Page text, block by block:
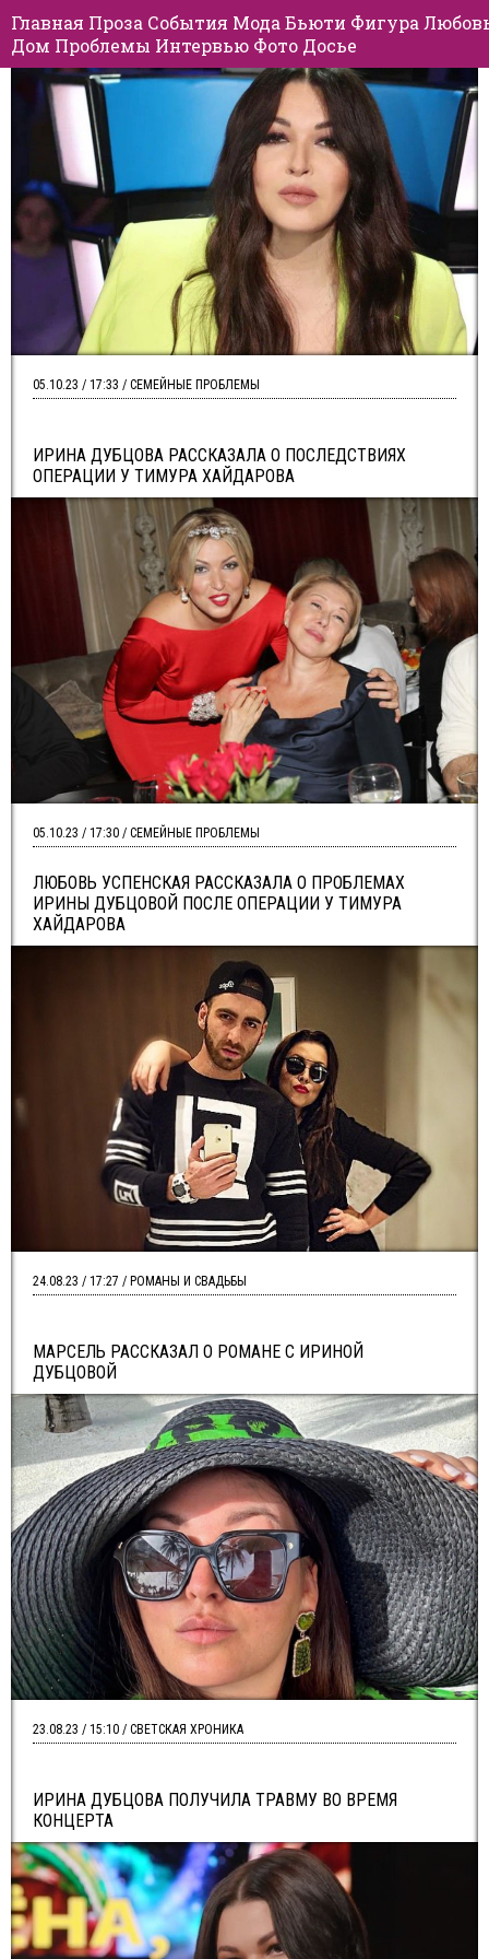
Главная Проза События Мода Бьюти Фигура
Дом Проблемы Интервью Фото Досье
ИРИНА ДУБЦОВА РАССКАЗАЛА О ПОСЛЕДСТВИЯХ
ОПЕРАЦИИ У ТИМУРА ХАЙДАРОВА
05.10.23 / 17:33 / СЕМЕЙНЫЕ ПРОБЛЕМЫ
ЛЮБОВЬ УСПЕНСКАЯ РАССКАЗАЛА О ПРОБЛЕМАХ
ИРИНЫ ДУБЦОВОЙ ПОСЛЕ ОПЕРАЦИИ У ТИМУРА
ХАЙДАРОВА
05.10.23 / 17:30 / СЕМЕЙНЫЕ ПРОБЛЕМЫ
МАРСЕЛЬ РАССКАЗАЛ О РОМАНЕ С ИРИНОЙ
ДУБЦОВОЙ
24.08.23 / 17:27 / РОМАНЫ И СВАДЬБЫ
ИРИНА ДУБЦОВА ПОЛУЧИЛА ТРАВМУ ВО ВРЕМЯ
КОНЦЕРТА
23.08.23 / 15:10 / СВЕТСКАЯ ХРОНИКА